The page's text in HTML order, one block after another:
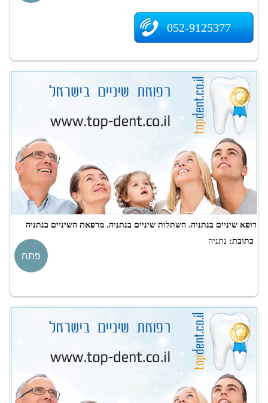
052-9125377
רופא שיניים בנתניה. השתלות שיניים בנתניה. מרפאת השיניים בנתניה
כתובת: נתניה
פתח